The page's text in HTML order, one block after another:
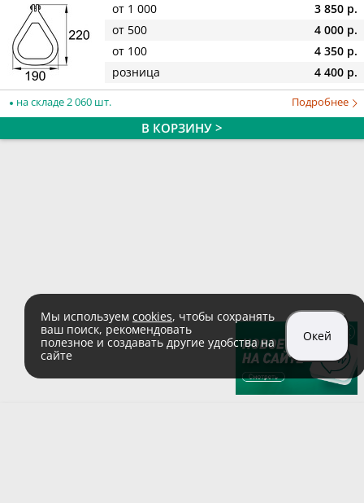
от 1 000
3 850 р.
от 500
4 000 р.
от 100
4 350 р.
розница
4 400 р.
на складе 2 060 шт. Подробнее
В КОРЗИНУ >
Мы используем cookies, чтобы сохранять
ваш поиск, рекомендовать
полезное и создавать другие удобства на
сайте
Окей